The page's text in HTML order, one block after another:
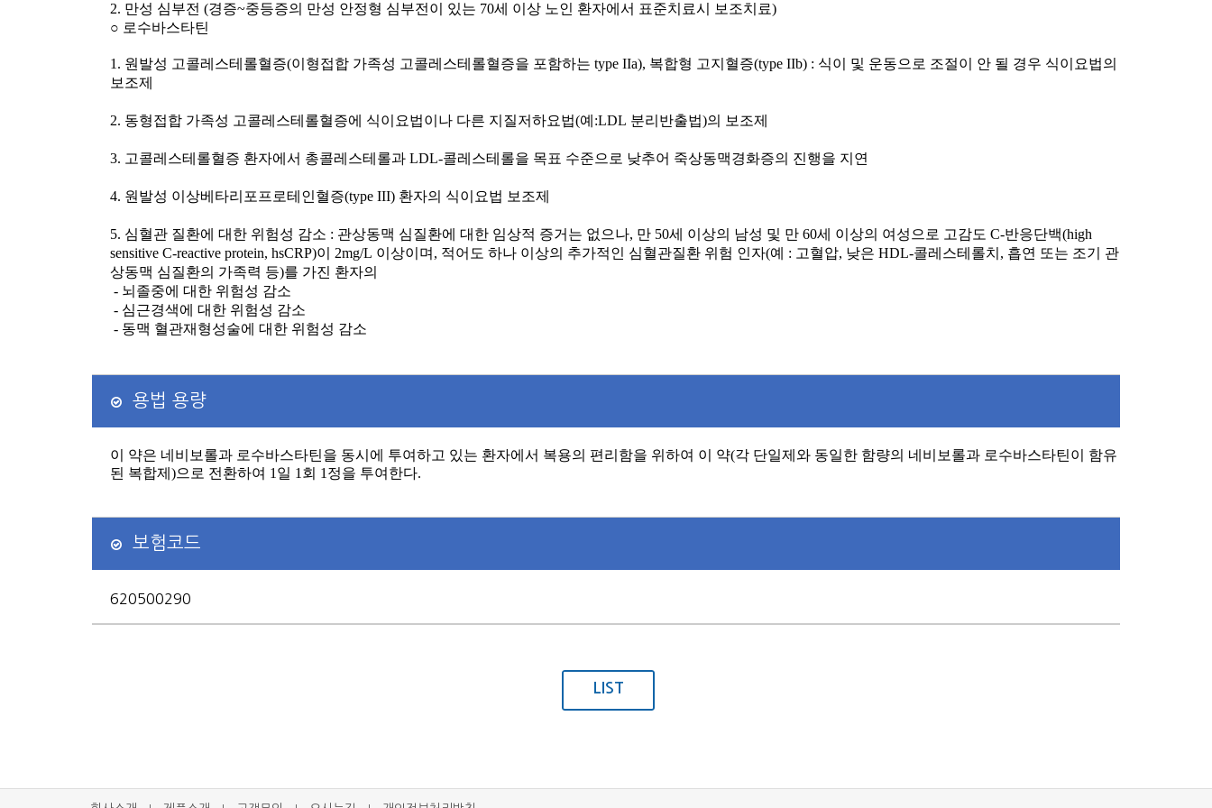
2. 만성 심부전 (경증~중등증의 만성 안정형 심부전이 있는 70세 이상 노인 환자에서 표준치료시 보조치료)
○ 로수바스타틴
1. 원발성 고콜레스테롤혈증(이형접합 가족성 고콜레스테롤혈증을 포함하는 type IIa), 복합형 고지혈증(type IIb) : 식이 및 운동으로 조절이 안 될 경우 식이요법의
보조제
2. 동형접합 가족성 고콜레스테롤혈증에 식이요법이나 다른 지질저하요법(예 :LDL 분리반출법)의 보조제
3. 고콜레스테롤혈증 환자에서 총콜레스테롤과 LDL-콜레스테롤을 목표 수준으로 낮추어 죽상동맥경화증의 진행을 지연
4. 원발성 이상베타리포프로테인혈증(type III) 환자의 식이요법 보조제
5. 심혈관 질환에 대한 위험성 감소 : 관상동맥 심질환에 대한 임상적 증거는 없으나, 만 50세 이상의 남성 및 만 60세 이상의 여성으로 고감도 C-반응단백(high
sensitive C-reactive protein, hsCRP)이 2mg/L 이상이며 , 적어도 하나 이상의 추가적인 심혈관질환 위험 인자(예 : 고혈압, 낮은 HDL-콜레스테롤치 , 흡연 또는 조기 관
상동맥 심질환의 가족력 등)를 가진 환자의
- 뇌졸중에 대한 위험성 감소
- 심근경색에 대한 위험성 감소
- 동맥 혈관재형성술에 대한 위험성 감소
용법 용량
이 약은 네비보롤과 로수바스타틴을 동시에 투여하고 있는 환자에서 복용의 편리함을 위하여 이 약(각 단일제와 동일한 함량의 네비보롤과 로수바스타틴이 함유
된 복합제 )으로 전환하여 1 일 1 회 1 정을 투여한다.
보험코드
620500290
LIST